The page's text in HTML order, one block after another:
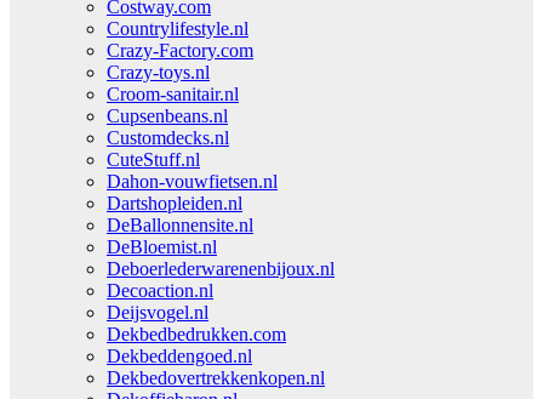
Costway.com
Countrylifestyle.nl
Crazy-Factory.com
Crazy-toys.nl
Croom-sanitair.nl
Cupsenbeans.nl
Customdecks.nl
CuteStuff.nl
Dahon-vouwfietsen.nl
Dartshopleiden.nl
DeBallonnensite.nl
DeBloemist.nl
Deboerlederwarenenbijoux.nl
Decoaction.nl
Deijsvogel.nl
Dekbedbedrukken.com
Dekbeddengoed.nl
Dekbedovertrekkenkopen.nl